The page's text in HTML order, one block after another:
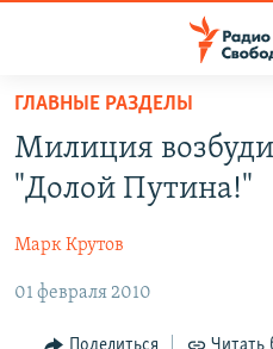
упрощенного
доступа
Вернуться
основному
Вернутся
ПОДКАСТЫ
АВТОРСКИЕ ПРОЕКТЫ
ЦИТАТЫ СВОБОДЫ
МНЕНИЯ
КУЛЬТУРА
ГЛАВНЫЕ РАЗДЕЛЫ
Милиция
"Долой Путина!"
Марк Крутов
01 февраля 2010